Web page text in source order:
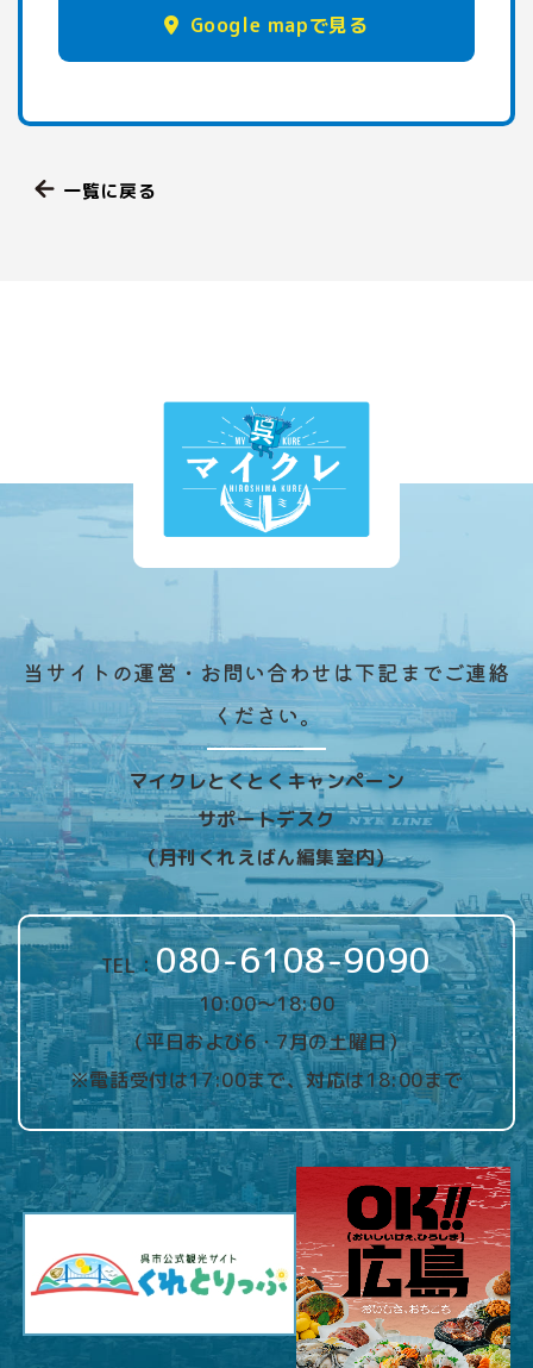
Google mapで見る
一覧に戻る
当サイトの運営・お問い合わせは下記までご連絡
ください。
マイクレとくとくキャンペーン
サポートデスク
（月刊くれえばん編集室内）
TEL：080-6108-9090
10:00～18:00
（平日および6・7月の土曜日）
※電話受付は17:00まで、対応は18:00まで